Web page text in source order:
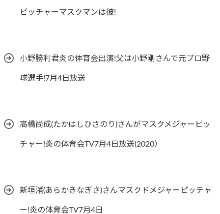
ピッチャーマスクマンは彼!
小野勝利君炎の体育会出演!父は小野剛さんで元プロ野
球選手!7月4日放送
高橋尚成(たかはしひさのり)さんがマスクメジャーピッ
チャー!炎の体育会TV7月4日放送(2020）
新垣渚(あらかきなぎさ)さんマスクドメジャーピッチャ
ー!炎の体育会TV7月4日